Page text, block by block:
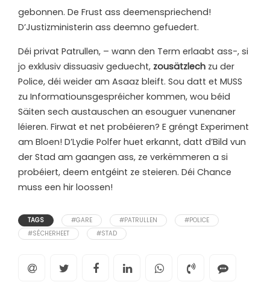
gebonnen. De Frust ass deemenspriechend!
D’Justizministerin ass deemno gefuedert.
Déi privat Patrullen, – wann den Term erlaabt ass-, si
jo exklusiv dissuasiv geduecht, zousätzlech zu der
Police, déi weider am Asaaz bleift. Sou datt et MUSS
zu Informatiounsgespréicher kommen, wou béid
Säiten sech austauschen an esouguer vunenaner
léieren. Firwat et net probéieren? E gréngt Experiment
am Bloen! D’Lydie Polfer huet erkannt, datt d’Bild vun
der Stad am gaangen ass, ze verkëmmeren a si
probéiert, deem entgéint ze steieren. Déi Chance
muss een hir loossen!
TAGS #GARE #PATRULLEN
#POLICE
#SÉCHERHEET
#STAD